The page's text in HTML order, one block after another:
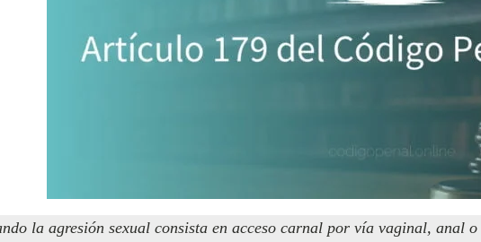
la agresión sexual consista en acceso carnal por vía vaginal, anal